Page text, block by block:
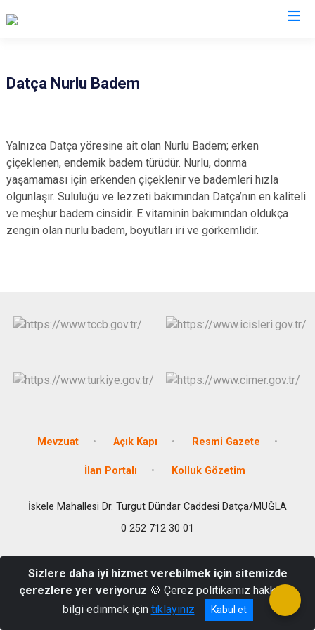
Datça
Fethiye
Kavaklıdere
Köyceğiz
Ula
Yatağan
Seydikemer
Menteşe
Datça Nurlu Badem
Yalnızca Datça yöresine ait olan Nurlu Badem; erken
çiçeklenen, endemik badem türüdür. Nurlu, donma
yaşamaması için erkenden çiçeklenir ve bademleri hızla
olgunlaşır. Sululuğu ve lezzeti bakımından Datça’nın en kaliteli
ve meşhur badem cinsidir. E vitaminin bakımından oldukça
zengin olan nurlu badem, boyutları iri ve görkemlidir.
Mevzuat Açık Kapı Resmi Gazete
İlan Portalı Kolluk Gözetim
İskele Mahallesi Dr. Turgut Dündar Caddesi Datça/MUĞLA
0 252 712 30 01
Sizlere daha iyi hizmet verebilmek için sitemizde
çerezlere yer veriyoruz 🍪 Çerez politikamız hakkında
bilgi edinmek için tıklayınız Kabul et